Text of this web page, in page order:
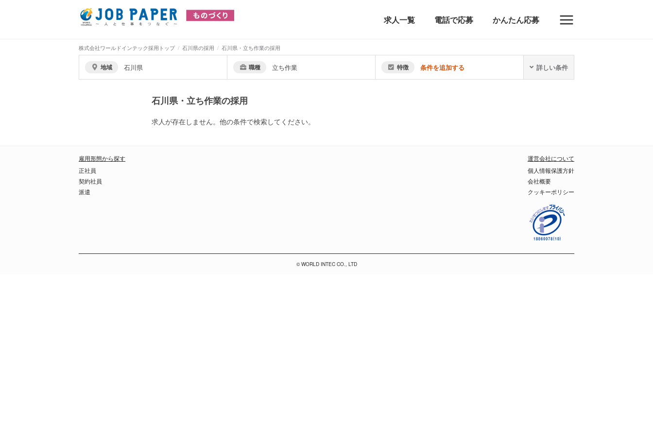
求人一覧 電話で応募 かんたん応募
株式会社ワールドインテック採用トップ 石川県の採用 石川県・立ち作業の採用
地域 石川県 職種 立ち作業 特徴 条件を追加する 詳しい条件
石川県・立ち作業の採用
求人が存在しません。他の条件で検索してください。
雇用形態から探す
正社員
契約社員
派遣
運営会社について
個人情報保護方針
会社概要
クッキーポリシー
© WORLD INTEC CO., LTD